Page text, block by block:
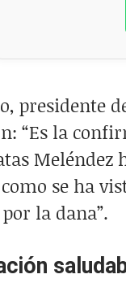
presidente
“Es la
se ha
la dana”.